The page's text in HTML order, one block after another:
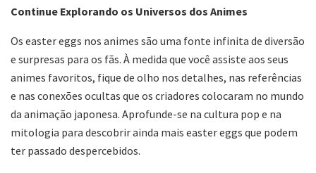
Continue Explorando os Universos dos Animes
Os easter eggs nos animes são uma fonte infinita de diversão
e surpresas para os fãs. À medida que você assiste aos seus
animes favoritos, fique de olho nos detalhes, nas referências
e nas conexões ocultas que os criadores colocaram no mundo
da animação japonesa. Aprofunde-se na cultura pop e na
mitologia para descobrir ainda mais easter eggs que podem
ter passado despercebidos.